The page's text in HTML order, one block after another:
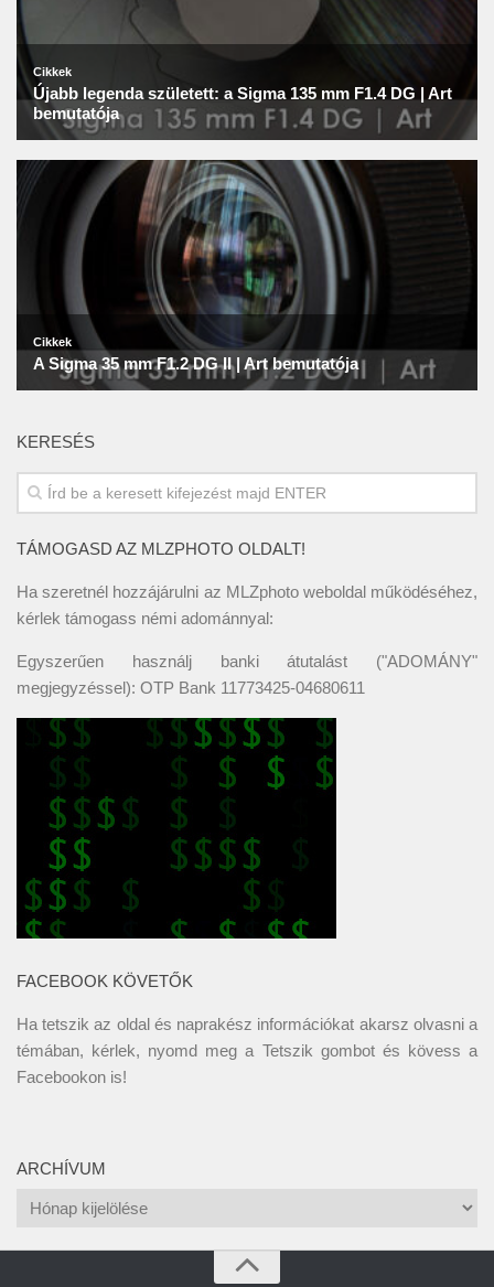
KERESÉS
TÁMOGASD AZ MLZPHOTO OLDALT!
Ha szeretnél hozzájárulni az MLZphoto weboldal működéséhez,
kérlek támogass némi adománnyal:
Egyszerűen használj banki átutalást ("ADOMÁNY"
megjegyzéssel): OTP Bank 11773425-04680611
FACEBOOK KÖVETŐK
Ha tetszik az oldal és naprakész információkat akarsz olvasni a
témában, kérlek, nyomd meg a Tetszik gombot és kövess a
Facebookon is!
ARCHÍVUM
Archívum